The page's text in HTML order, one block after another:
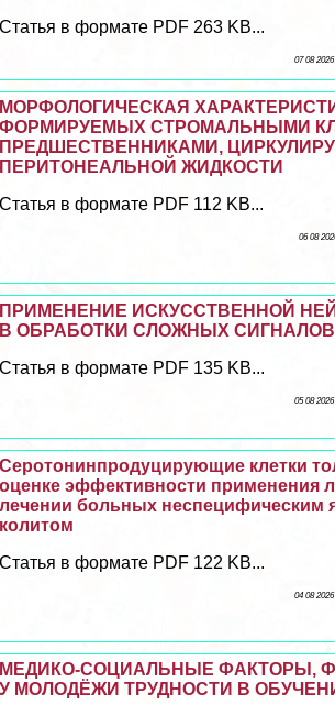
Статья в формате PDF 263 KB...
07 08
МОРФОЛОГИЧЕСКАЯ
ФОРМИРУЕМЫХ СТРОМАЛЬНЫМИ
ПРЕДШЕСТВЕННИКАМИ,
ПЕРИТОНЕАЛЬНОЙ ЖИДКОСТИ
Статья в формате PDF 112 KB...
06 08
ПРИМЕНЕНИЕ ИСКУССТВЕННОЙ
В ОБРАБОТКИ СЛОЖНЫХ СИГНАЛОВ
Статья в формате PDF 135 KB...
05 08
Серотонинпродуцирующие клетки
оценке эффективности применения
лечении больных неспецифическим
колитом
Статья в формате PDF 122 KB...
04 08
МЕДИКО-СОЦИАЛЬНЫЕ ФАКТОРЫ,
У МОЛОДЁЖИ ТРУДНОСТИ В